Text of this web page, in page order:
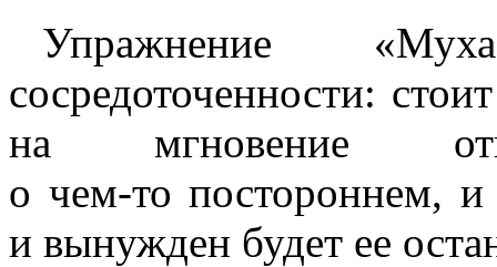
Упражнение
«Муха
сосредоточенности:
на мгновение
о чем-то постороннем,
и вынужден будет ее